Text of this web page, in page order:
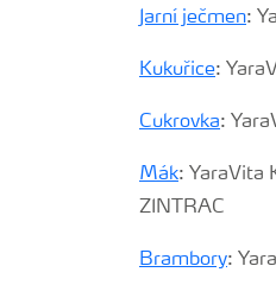
Jarní ječmen:
Kukuřice:
Cukrovka:
Mák: YaraVita
ZINTRAC
Brambory: